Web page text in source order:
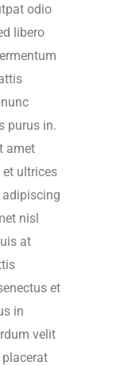
odio
libero
purus in.
amet
ultrices
adipiscing
nisl
at
et
in
velit